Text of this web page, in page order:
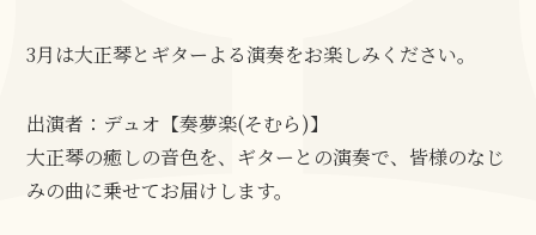
3月は大正琴とギターよる演奏をお楽しみください。
出演者：デュオ【奏夢楽(そむら)】
大正琴の癒しの音色を、ギターとの演奏で、皆様のなじ
みの曲に乗せてお届けします。